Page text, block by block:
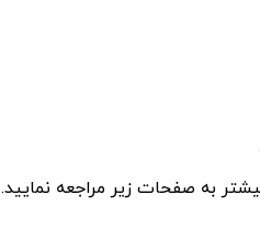
به صفحات زیر مراجعه نمایید.